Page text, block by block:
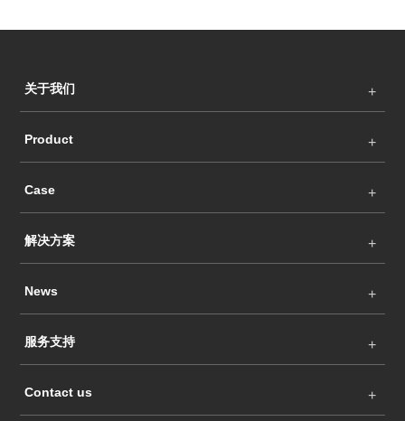
关于我们
Product
Case
解决方案
News
服务支持
Contact us